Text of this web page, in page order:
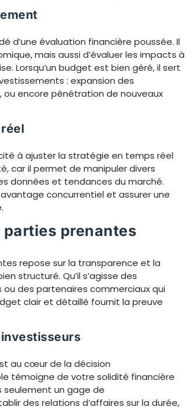
d’une évaluation financière poussée. Il
mais aussi d’évaluer les impacts à
Lorsqu’un budget est bien géré, il sert
: expansion des
encore pénétration de nouveaux
à ajuster la stratégie en temps réel
car il permet de manipuler divers
données et tendances du marché.
concurrentiel et assurer une
prenantes
repose sur la transparence et la
structuré. Qu’il s’agisse des
des partenaires commerciaux qui
clair et détaillé fournit la preuve
au cœur de la décision
témoigne de votre solidité financière
seulement un gage de
des relations d’affaires sur la durée,